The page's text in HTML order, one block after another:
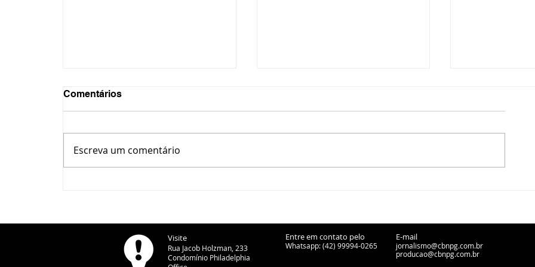
República - 07/08/2026
Castro
crime em
Comentários
Escreva um comentário
Visite
Rua Jacob Holzman, 233
Condomínio Philadelphia
Entre em contato pelo
Whatsapp: (42) 99994-0265
E-mail
jornalismo@cbnpg.com.br
producao@cbnpg.com.br